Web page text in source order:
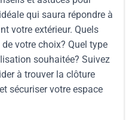
qui saura répondre à
votre extérieur. Quels
votre choix? Quel type
souhaitée? Suivez
à trouver la clôture
sécuriser votre espace